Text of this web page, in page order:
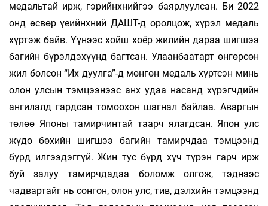
медальтай ирж, гэрийнхнийгээ баярлуулсан. Би 2022
онд өсвөр үеийнхний ДАШТ-д оролцож, хүрэл медаль
хүртэж байв. Үүнээс хойш хоёр жилийн дараа шигшээ
багийн бүрэлдэхүүнд багтсан. Улаанбаатарт өнгөрсөн
жил болсон “Их дуулга”-д мөнгөн медаль хүртсэн минь
олон улсын тэмцээнээс анх удаа насанд хүрэгчдийн
ангилалд гардсан томоохон шагнал байлаа. Аваргын
төлөө Японы тамирчинтай таарч ялагдсан. Япон улс
жүдо бөхийн шигшээ багийн тамирчдаа тэмцээнд
бүрд илгээдэггүй. Жин тус бүрд хүч түрэн гарч ирж
буй залуу тамирчдадаа боломж олгож, тэднээс
чадвартайг нь сонгон, олон улс, тив, дэлхийн тэмцээнд